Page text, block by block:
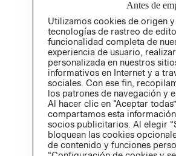
Antes de
Utilizamos cookies de origen
tecnologías de rastreo de
funcionalidad completa de
experiencia de usuario,
personalizada en nuestros
informativos en Internet y a
sociales. Con ese fin,
los patrones de navegación y
Al hacer clic en “Aceptar
compartamos esta
socios publicitarios. Al elegir
bloquean las cookies
de contenido y funciones